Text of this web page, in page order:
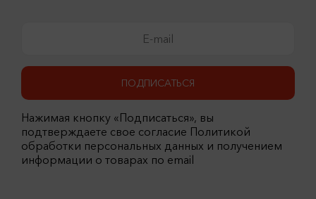
ПОДПИСАТЬСЯ
Нажимая кнопку «Подписаться», вы
подтверждаете свое согласие Политикой
обработки персональных данных и получением
информации о товарах по email